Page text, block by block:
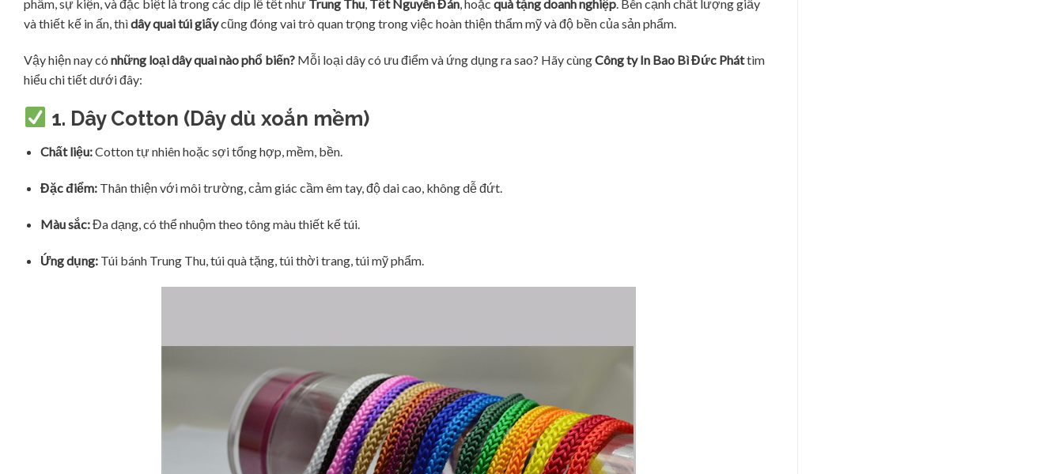
phẩm, sự kiện, và đặc biệt là trong các dịp lễ tết như Trung Thu, Tết Nguyên Đán, hoặc quà tặng doanh nghiệp. Bên cạnh chất lượng giấy
và thiết kế in ấn, thìdây quai túi giấycũng đóng vai trò quan trọng trong việc hoàn thiện thẩm mỹ và độ bền của sản phẩm.
Vậy hiện nay có những loại dây quai nào phổ biến? Mỗi loại dây có ưu điểm và ứng dụng ra sao? Hãy cùngCông ty In Bao Bì Đức Pháttìm
hiểu chi tiết dưới đây:
1. Dây Cotton (Dây dù xoắn mềm)
Chất liệu:Cotton tự nhiên hoặc sợi tổng hợp, mềm, bền.
Đặc điểm:Thân thiện với môi trường, cảm giác cầm êm tay, độ dai cao, không dễ đứt.
Màu sắc:Đa dạng, có thể nhuộm theo tông màu thiết kế túi.
Ứng dụng:Túi bánh Trung Thu, túi quà tặng, túi thời trang, túi mỹ phẩm.